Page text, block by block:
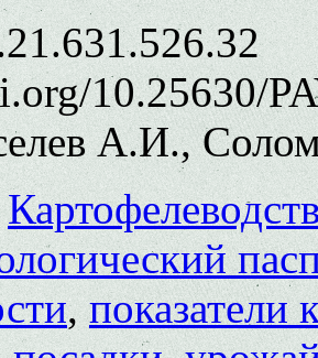
10.25630/
А.И.,
,показатели